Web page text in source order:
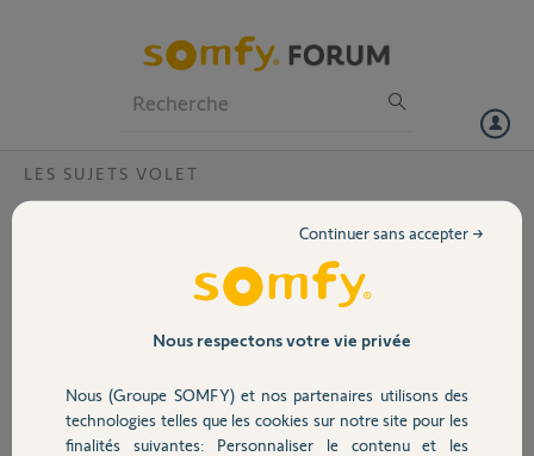
Volet
Sécurité
LES SUJETS VOLET
3 stores fenêtre et 1 store terrasse « erreur
Bonjour,
Voir photo , defaults sur 3 fenêtres et un store
banne. Tous non pilotavle même avec les
stress sur le store banne. !!! Que faire ??
Merci,
Nous respectons votre vie privée
Nous (Groupe SOMFY) et nos partenaires utilisons des
technologies telles que les cookies sur notre site pour les
finalités suivantes: Personnaliser le contenu et les
Continuer sans accepter →